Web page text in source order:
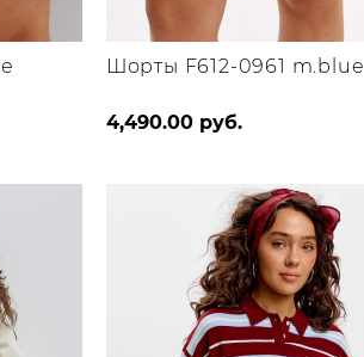
Шорты F612-0961 m.blue
4,490.00руб.Этот
имеет
несколько
вариаций.
Опции
можно
выбрать